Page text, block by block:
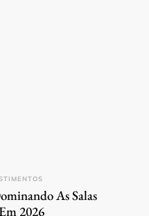
As Salas
2026